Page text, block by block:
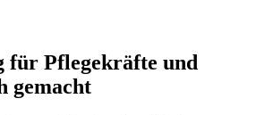
für Pflegekräfte und
gemacht